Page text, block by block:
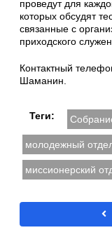
проведут для
которых обсудят
связанные с
приходского
Контактный
Шаманин.
Теги:
молодежный
миссионерский